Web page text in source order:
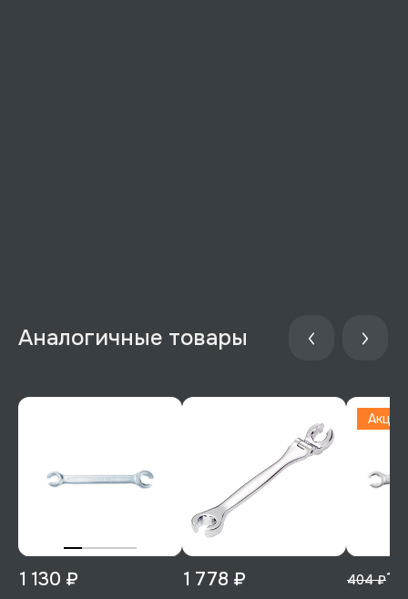
Аналогичные товары
1 130 ₽ 1 778 ₽
Акция
404 ₽